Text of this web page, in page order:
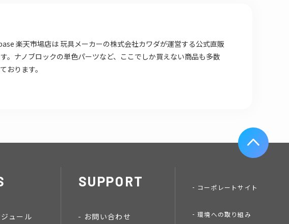
楽天市場店は 玩具メーカーの株式会社カワダが運営する公式直販
。ナノブロックの単色パーツなど、ここでしか買えない商品も多数
おります。
ュール
SUPPORT
お問い合わせ
コーポレートサイト
環境への取り組み